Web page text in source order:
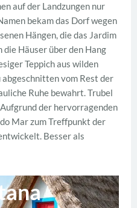
auf der Landzungen nur
bekam das Dorf wegen
Hängen, die das Jardim
Häuser über den Hang
Teppich aus wilden
abgeschnitten vom Rest der
Ruhe bewahrt. Trubel
der hervorragenden
Mar zum Treffpunkt der
Besser als